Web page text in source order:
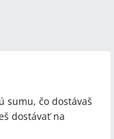
sumu, čo dostávaš
dostávať na